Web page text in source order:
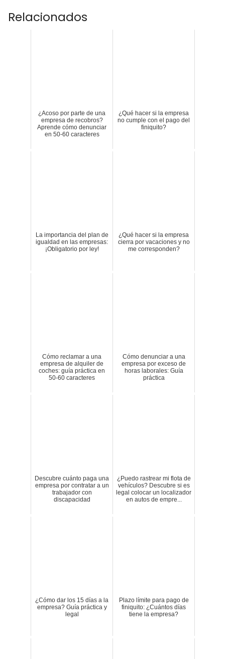
Relacionados
¿Acoso por parte de una
empresa de recobros?
Aprende cómo denunciar
en 50-60 caracteres
¿Qué hacer si la empresa
no cumple con el pago del
finiquito?
La importancia del plan de
igualdad en las empresas:
¡Obligatorio por ley!
¿Qué hacer si la empresa
cierra por vacaciones y no
me corresponden?
Cómo reclamar a una
empresa de alquiler de
coches: guía práctica en
50-60 caracteres
Cómo denunciar a una
empresa por exceso de
horas laborales: Guía
práctica
Descubre cuánto paga una
empresa por contratar a un
trabajador con
discapacidad
¿Puedo rastrear mi flota de
vehículos? Descubre si es
legal colocar un localizador
en autos de empre...
¿Cómo dar los 15 días a la
empresa? Guía práctica y
legal
Plazo límite para pago de
finiquito: ¿Cuántos días
tiene la empresa?